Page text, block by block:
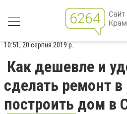
10:51, 20 серпня 2019 р.
Как дешевле и
сделать ремонт в
построить дом в